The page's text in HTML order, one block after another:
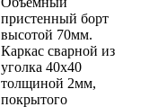
пристенный борт
высотой 70мм.
Каркас сварной из
уголка 40х40
толщиной 2мм,
покрытого